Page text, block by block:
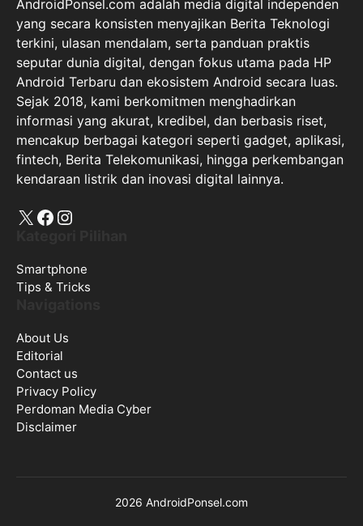
AndroidPonsel.com adalah media digital independen
yang secara konsisten menyajikan Berita Teknologi
terkini, ulasan mendalam, serta panduan praktis
seputar dunia digital, dengan fokus utama pada HP
Android Terbaru dan ekosistem Android secara luas.
Sejak 2018, kami berkomitmen menghadirkan
informasi yang akurat, kredibel, dan berbasis riset,
mencakup berbagai kategori seperti gadget, aplikasi,
fintech, Berita Telekomunikasi, hingga perkembangan
kendaraan listrik dan inovasi digital lainnya.
X Facebook
Instagram
Smartphone
Tips & Tricks
About Us
Editorial
Contact us
Privacy Policy
Perdoman Media Cyber
Disclaimer
2026 AndroidPonsel.com